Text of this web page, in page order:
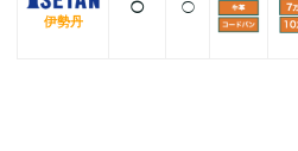
伊勢丹
◯ ◯